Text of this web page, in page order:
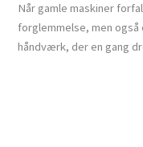
Når gamle maskiner
forglemmelse, men
håndværk, der en gang